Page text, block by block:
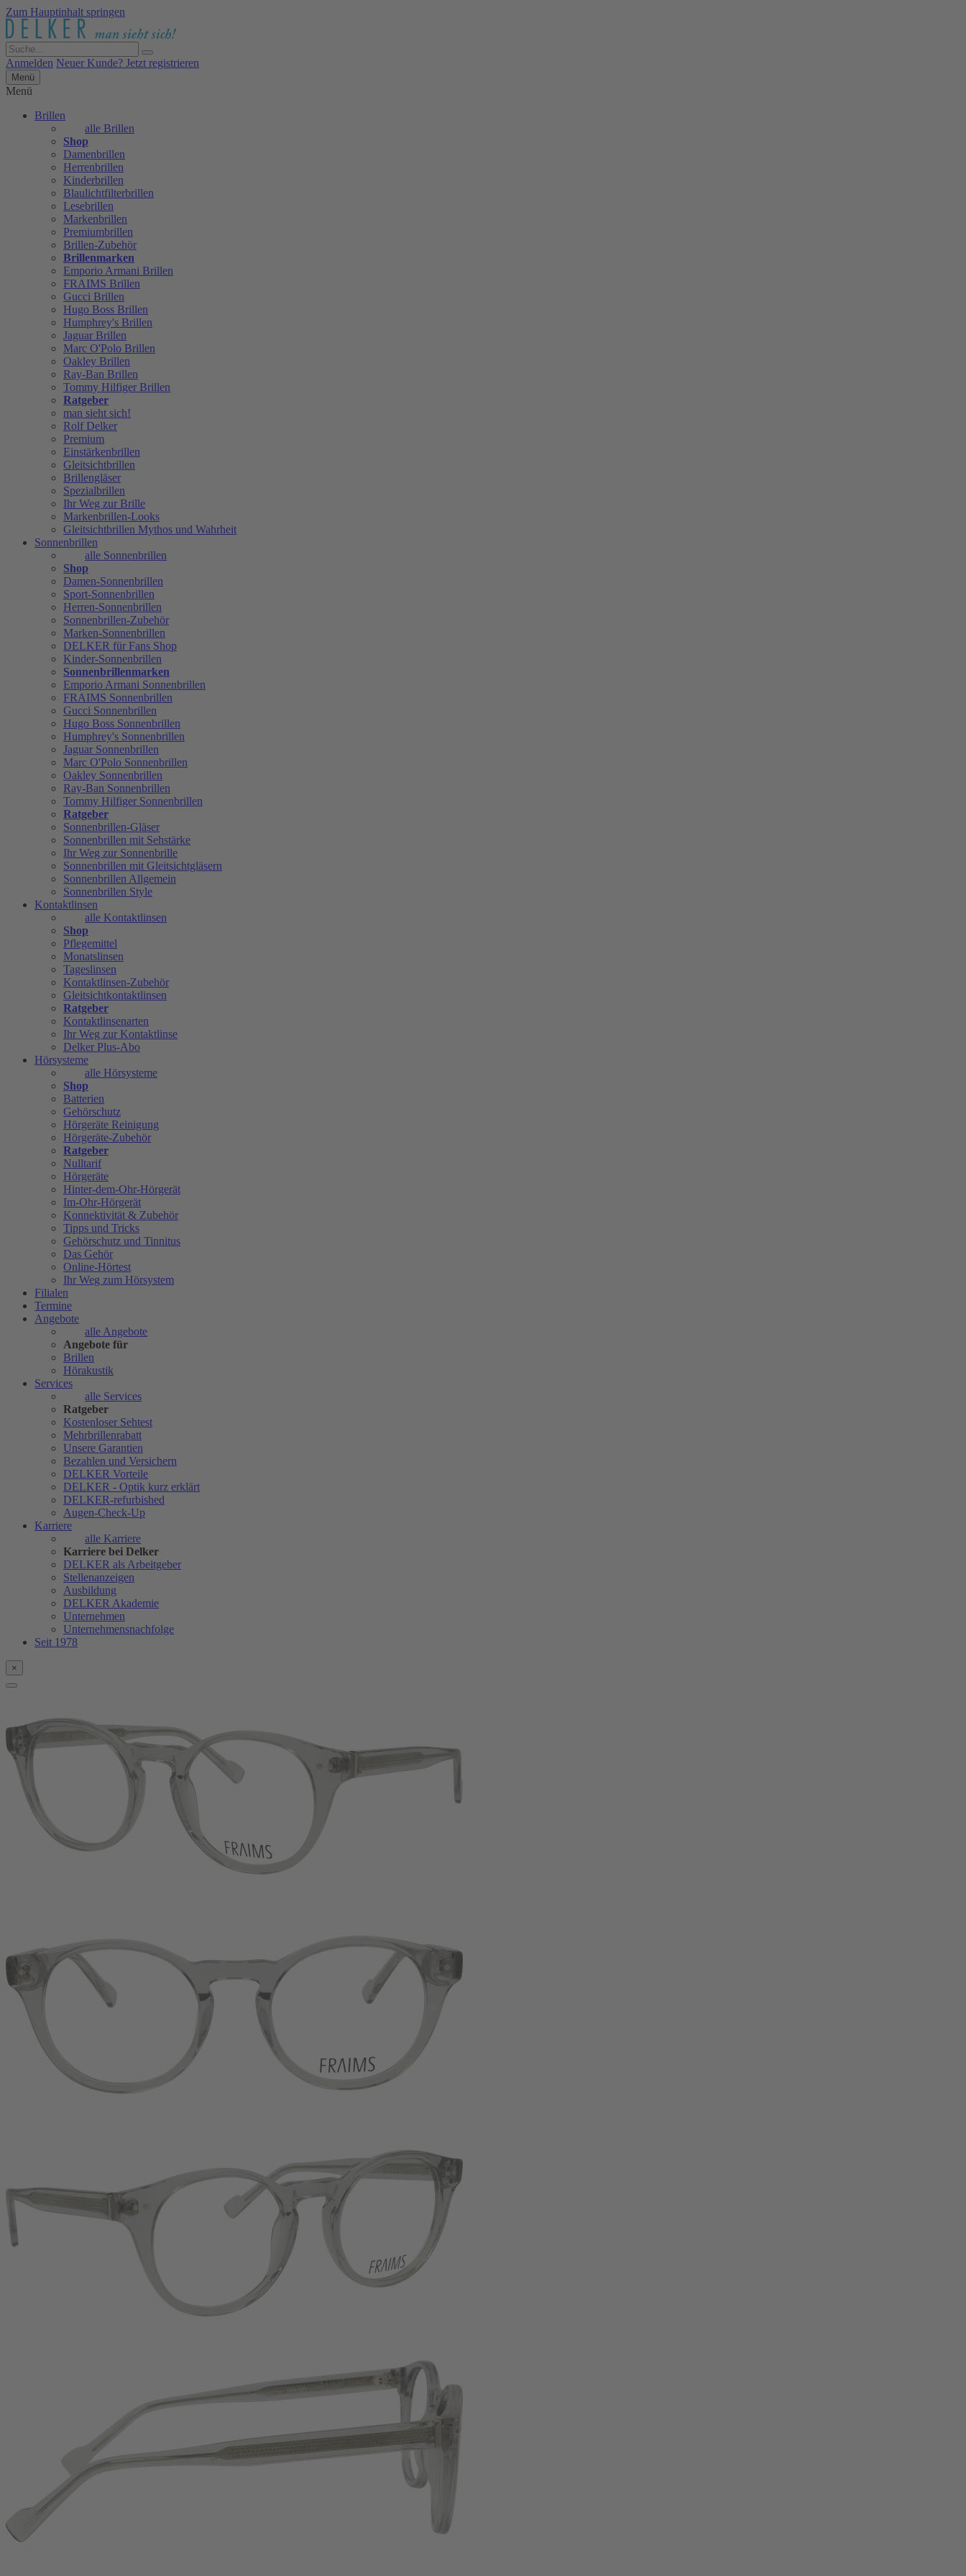
Zum Hauptinhalt springen
Anmelden Neuer Kunde? Jetzt registrieren
Menü
Menü
Brillen
alle Brillen
Shop
Damenbrillen
Herrenbrillen
Kinderbrillen
Blaulichtfilterbrillen
Lesebrillen
Markenbrillen
Premiumbrillen
Brillen-Zubehör
Brillenmarken
Emporio Armani Brillen
FRAIMS Brillen
Gucci Brillen
Hugo Boss Brillen
Humphrey's Brillen
Jaguar Brillen
Marc O'Polo Brillen
Oakley Brillen
Ray-Ban Brillen
Tommy Hilfiger Brillen
Ratgeber
man sieht sich!
Rolf Delker
Premium
Einstärkenbrillen
Gleitsichtbrillen
Brillengläser
Spezialbrillen
Ihr Weg zur Brille
Markenbrillen-Looks
Gleitsichtbrillen Mythos und Wahrheit
Sonnenbrillen
alle Sonnenbrillen
Shop
Damen-Sonnenbrillen
Sport-Sonnenbrillen
Herren-Sonnenbrillen
Sonnenbrillen-Zubehör
Marken-Sonnenbrillen
DELKER für Fans Shop
Kinder-Sonnenbrillen
Sonnenbrillenmarken
Emporio Armani Sonnenbrillen
FRAIMS Sonnenbrillen
Gucci Sonnenbrillen
Hugo Boss Sonnenbrillen
Humphrey's Sonnenbrillen
Jaguar Sonnenbrillen
Marc O'Polo Sonnenbrillen
Oakley Sonnenbrillen
Ray-Ban Sonnenbrillen
Tommy Hilfiger Sonnenbrillen
Ratgeber
Sonnenbrillen-Gläser
Sonnenbrillen mit Sehstärke
Ihr Weg zur Sonnenbrille
Sonnenbrillen mit Gleitsichtgläsern
Sonnenbrillen Allgemein
Sonnenbrillen Style
Kontaktlinsen
alle Kontaktlinsen
Shop
Pflegemittel
Monatslinsen
Tageslinsen
Kontaktlinsen-Zubehör
Gleitsichtkontaktlinsen
Ratgeber
Kontaktlinsenarten
Ihr Weg zur Kontaktlinse
Delker Plus-Abo
Hörsysteme
alle Hörsysteme
Shop
Batterien
Gehörschutz
Hörgeräte Reinigung
Hörgeräte-Zubehör
Ratgeber
Nulltarif
Hörgeräte
Hinter-dem-Ohr-Hörgerät
Im-Ohr-Hörgerät
Konnektivität & Zubehör
Tipps und Tricks
Gehörschutz und Tinnitus
Das Gehör
Online-Hörtest
Ihr Weg zum Hörsystem
Filialen
Termine
Angebote
alle Angebote
Angebote für
Brillen
Hörakustik
Services
alle Services
Ratgeber
Kostenloser Sehtest
Mehrbrillenrabatt
Unsere Garantien
Bezahlen und Versichern
DELKER Vorteile
DELKER - Optik kurz erklärt
DELKER-refurbished
Augen-Check-Up
Karriere
alle Karriere
Karriere bei Delker
DELKER als Arbeitgeber
Stellenanzeigen
Ausbildung
DELKER Akademie
Unternehmen
Unternehmensnachfolge
Seit 1978
×